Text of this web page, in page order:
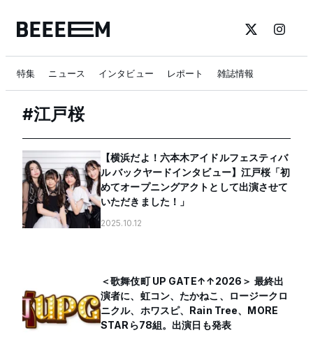
特集 ニュース インタビュー レポート 雑誌情報
#江戸桜
【横浜だよ！六本木アイドルフェスティバ
ル バックヤードインタビュー】江戸桜「初
めてオープニングアクトとして出演させて
いただきました！」
2025.10.12
＜歌舞伎町 UP GATE↑↑2026＞ 最終出
演者に、虹コン、たかねこ、ロージークロ
ニクル、ホワスピ、Rain Tree、MORE
STARら78組。出演日も発表